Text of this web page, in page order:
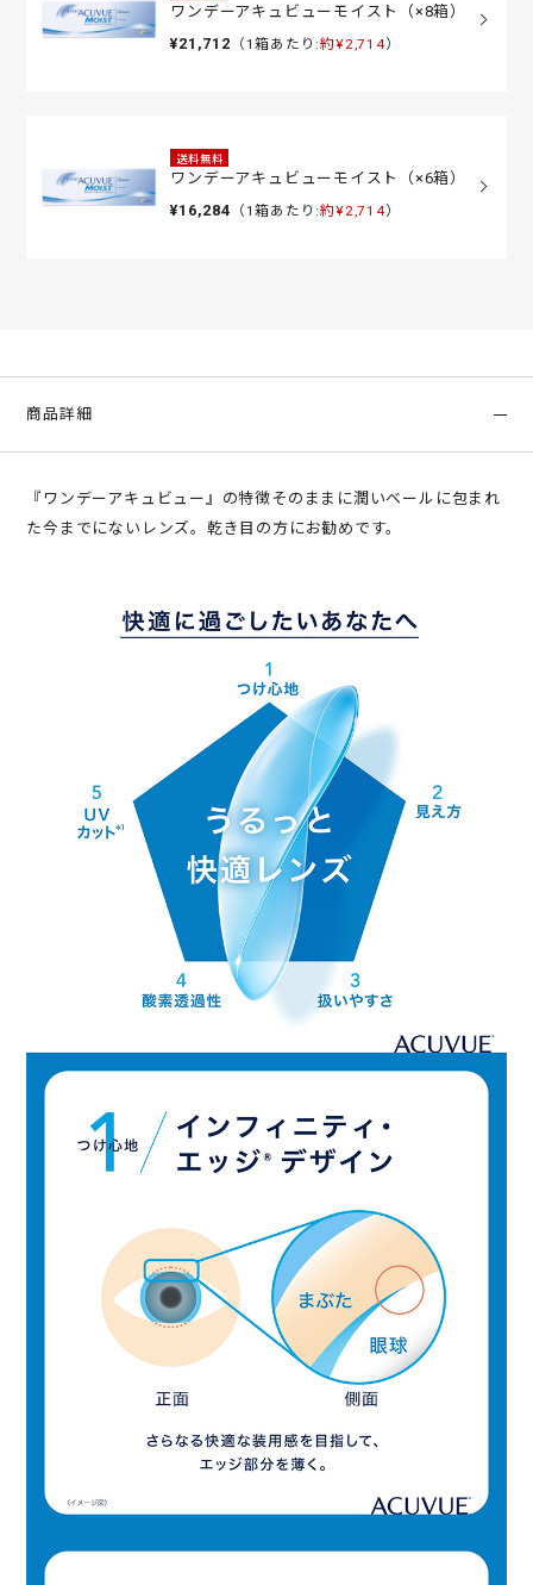
ワンデーアキュビューモイスト（×8箱）
¥21,712 （1箱あたり:約¥2,714）
送料無料
ワンデーアキュビューモイスト（×6箱）
¥16,284 （1箱あたり:約¥2,714）
商品詳細
『ワンデーアキュビュー』の特徴そのままに潤いベールに包まれ
た今までにないレンズ。乾き目の方にお勧めです。